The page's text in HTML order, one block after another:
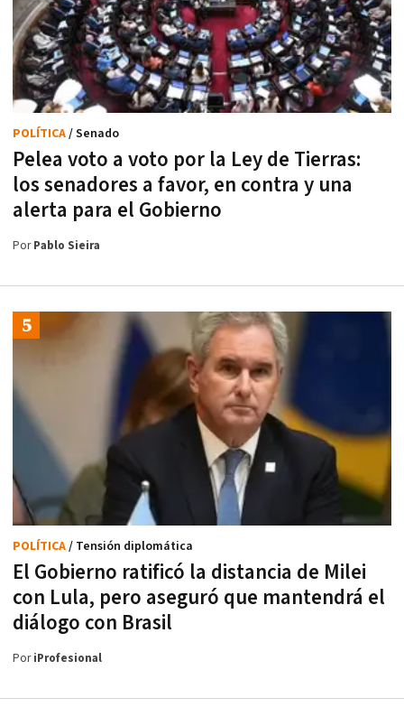
Pelea voto a voto por la Ley de Tierras:
los senadores a favor, en contra y una
alerta para el Gobierno
POLÍTICA/ Senado
PorPablo Sieira
El Gobierno ratificó la distancia de Milei
con Lula, pero aseguró que mantendrá el
diálogo con Brasil
POLÍTICA/ Tensión diplomática
PoriProfesional